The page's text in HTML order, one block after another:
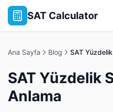
SAT Calculator
Ana Sayfa Blog
SAT Yüzdelik
Anlama